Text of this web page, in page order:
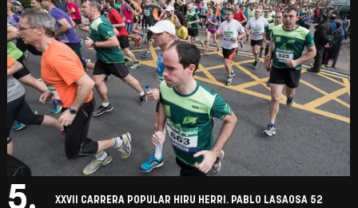
5. XXVII CARRERA POPULAR HIRU HERRI. PABLO LASAOSA 52